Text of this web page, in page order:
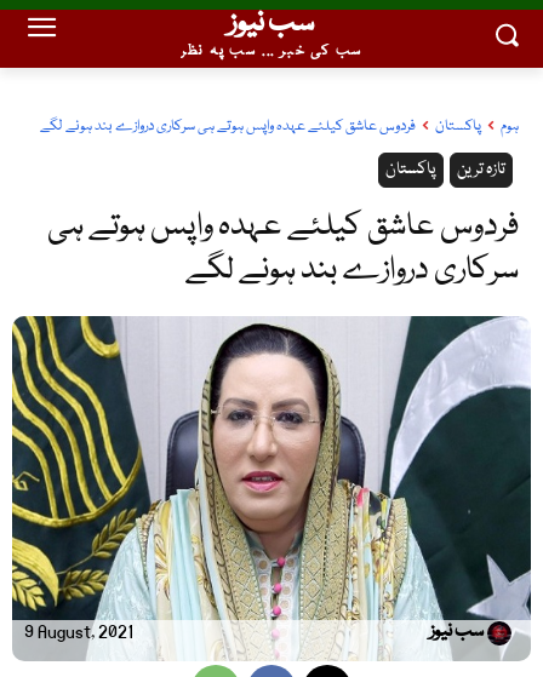
سب نیوز
سب کی خبر ... سب پہ نظر
ہوم پاکستان فردوس عاشق کیلئے عہدہ واپس ہوتے ہی سرکاری دروازے بند ہونے لگے
پاکستان تازہ ترین
فردوس عاشق کیلئے عہدہ واپس ہوتے ہی
سرکاری دروازے بند ہونے لگے
9 August, 2021 سب نیوز